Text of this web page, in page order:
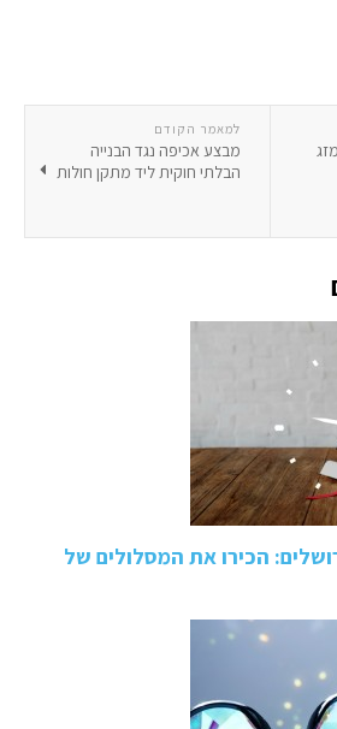
למאמר הקודם
מבצע אכיפה נגד הבנייה
הבלתי חוקית ליד מתקן חולות
הכירו את המסלולים של